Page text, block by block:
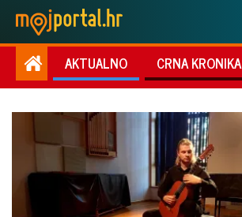
AKTUALNO CRNA KRONIKA